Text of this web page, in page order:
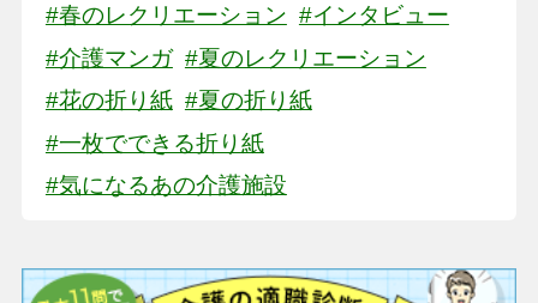
#春のレクリエーション #インタビュー
#介護マンガ #夏のレクリエーション
#花の折り紙 #夏の折り紙
#一枚でできる折り紙
#気になるあの介護施設